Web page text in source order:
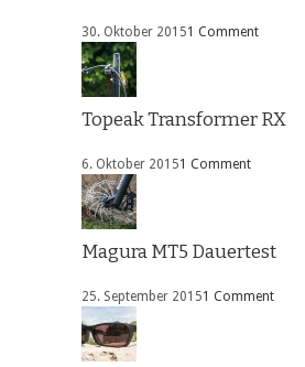
30. Oktober 20151 Comment
Topeak Transformer RX
6. Oktober 20151 Comment
Magura MT5 Dauertest
25. September 20151 Comment